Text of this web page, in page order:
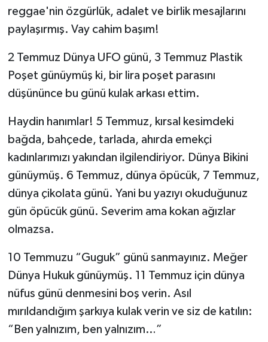
reggae'nin özgürlük, adalet ve birlik mesajlarını
paylaşırmış. Vay cahim başım!
2 Temmuz Dünya UFO günü, 3 Temmuz Plastik
Poşet günüymüş ki, bir lira poşet parasını
düşününce bu günü kulak arkası ettim.
Haydin hanımlar! 5 Temmuz, kırsal kesimdeki
bağda, bahçede, tarlada, ahırda emekçi
kadınlarımızı yakından ilgilendiriyor. Dünya Bikini
günüymüş. 6 Temmuz, dünya öpücük, 7 Temmuz,
dünya çikolata günü. Yani bu yazıyı okuduğunuz
gün öpücük günü. Severim ama kokan ağızlar
olmazsa.
10 Temmuzu “Guguk” günü sanmayınız. Meğer
Dünya Hukuk günüymüş. 11 Temmuz için dünya
nüfus günü denmesini boş verin. Asıl
mırıldandığım şarkıya kulak verin ve siz de katılın:
“Ben yalnızım, ben yalnızım…”